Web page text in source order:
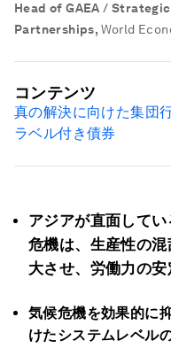
Head of GAEA /
Partnerships, World
アジアが直面して
危機は、生産性の
大させ、労働力の安
気候危機を効果的に
けたシステムレベル
コンテンツ
真の解決に向けた集団
ラベル付き債券